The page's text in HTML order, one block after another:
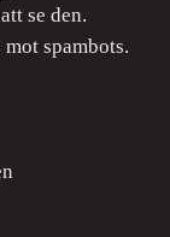
se den.
spambots.